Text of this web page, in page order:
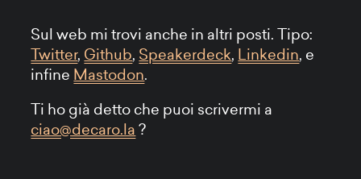
Sul web mi trovi anche in altri posti. Tipo:
Twitter, Github, Speakerdeck, Linkedin, e
infine Mastodon.
Ti ho già detto che puoi scrivermi a
ciao@decaro.la ?